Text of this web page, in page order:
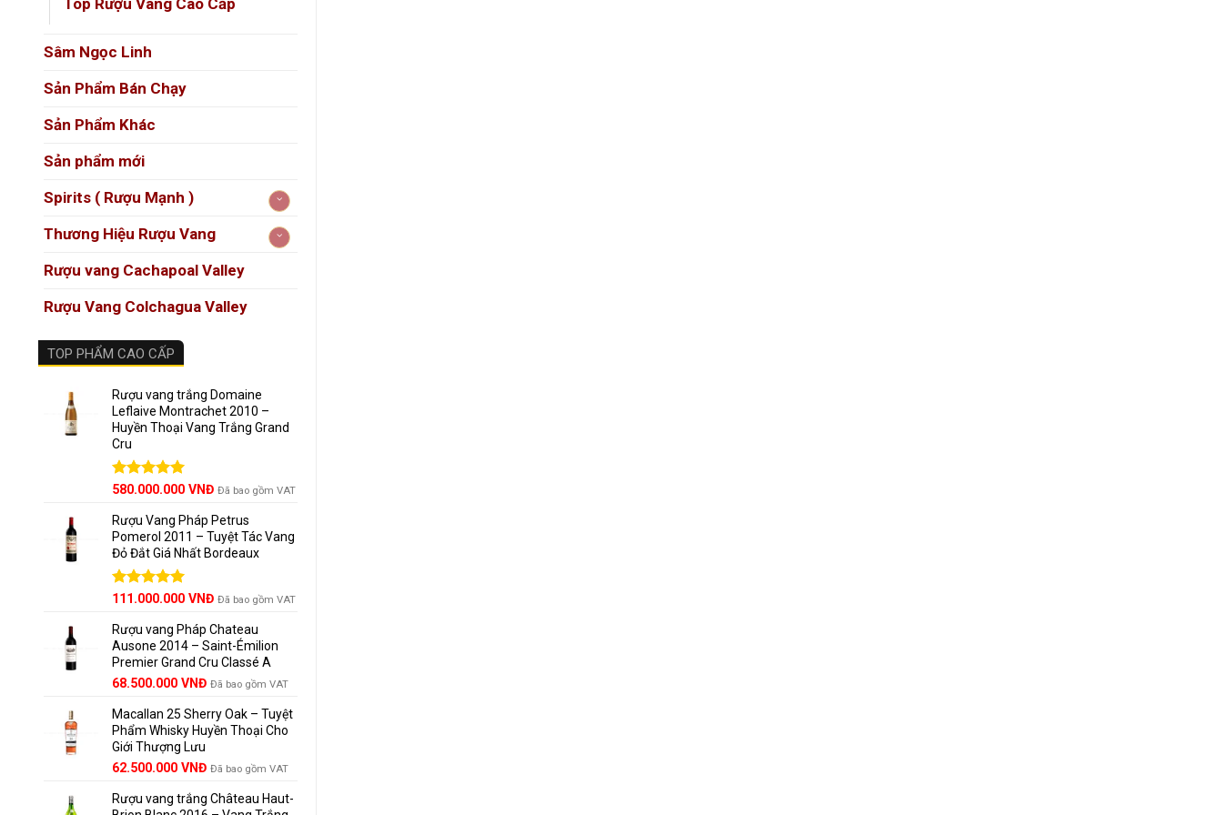
Top Rượu Vang Cao Cấp
Sâm Ngọc Linh
Sản Phẩm Bán Chạy
Sản Phẩm Khác
Sản phẩm mới
Spirits ( Rượu Mạnh )
Thương Hiệu Rượu Vang
Rượu vang Cachapoal Valley
Rượu Vang Colchagua Valley
TOP PHẨM CAO CẤP
Rượu vang trắng Domaine
Leflaive Montrachet 2010 –
Huyền Thoại Vang Trắng Grand
Cru
Được xếp
5 sao
580.000.000 VNĐ Đã bao gồm VAT
Rượu Vang Pháp Petrus
Pomerol 2011 – Tuyệt Tác Vang
Đỏ Đắt Giá Nhất Bordeaux
Được xếp
5 sao
Giá
là:
125.000.000 VNĐ.
111.000.000 VNĐGiá
tại
là:
111.000.000 VNĐ.
Đã bao gồm VAT
Rượu vang Pháp Chateau
Ausone 2014 – Saint-Émilion
Premier Grand Cru Classé A
68.500.000 VNĐ Đã bao gồm VAT
Macallan 25 Sherry Oak – Tuyệt
Phẩm Whisky Huyền Thoại Cho
Giới Thượng Lưu
Giá
là:
62.500.000 VNĐGiá
tại
Đã bao gồm VAT
Rượu vang trắng Château Haut-